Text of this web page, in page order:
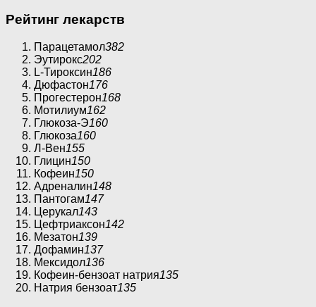
Рейтинг лекарств
Парацетамол382
Эутирокс202
L-Тироксин186
Дюфастон176
Прогестерон168
Мотилиум162
Глюкоза-Э160
Глюкоза160
Л-Вен155
Глицин150
Кофеин150
Адреналин148
Пантогам147
Церукал143
Цефтриаксон142
Мезатон139
Дофамин137
Мексидол136
Кофеин-бензоат натрия135
Натрия бензоат135